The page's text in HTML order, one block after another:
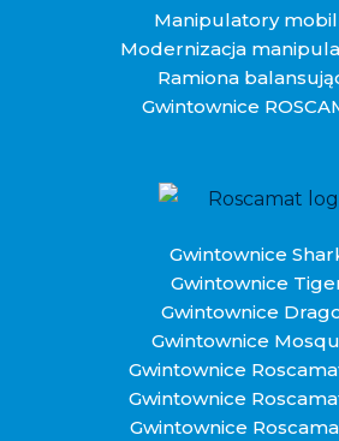
Manipulatory
Modernizacja
Ramiona
Gwintownice
Gwintownice
Gwintownice
Gwintownice
Gwintownice
Gwintownice
Gwintownice
Gwintownice